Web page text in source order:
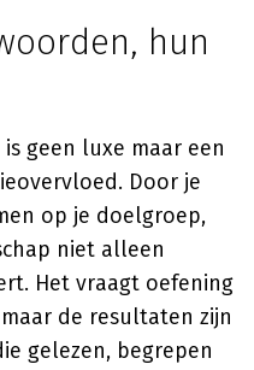
hun
geen luxe maar een
Door je
op je doelgroep,
niet alleen
Het vraagt oefening
de resultaten zijn
gelezen, begrepen